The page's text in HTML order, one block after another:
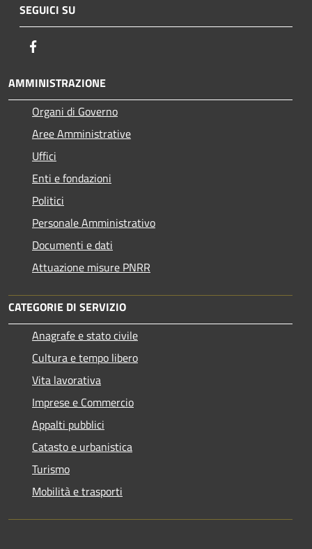
SEGUICI SU
AMMINISTRAZIONE
Organi di Governo
Aree Amministrative
Uffici
Enti e fondazioni
Politici
Personale Amministrativo
Documenti e dati
Attuazione misure PNRR
CATEGORIE DI SERVIZIO
Anagrafe e stato civile
Cultura e tempo libero
Vita lavorativa
Imprese e Commercio
Appalti pubblici
Catasto e urbanistica
Turismo
Mobilità e trasporti